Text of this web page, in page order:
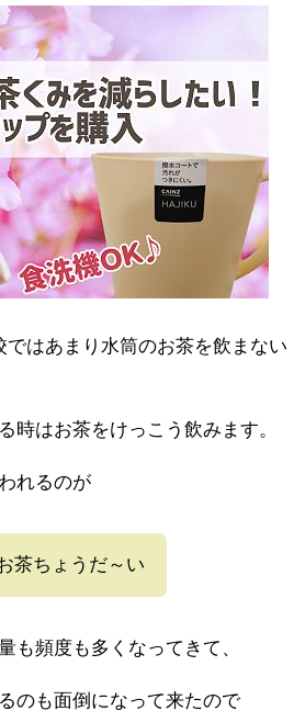
ではあまり水筒のお茶を飲まない
時はお茶をけっこう飲みます。
れるのが
茶ちょうだ～い
も頻度も多くなってきて、
のも面倒になって来たので